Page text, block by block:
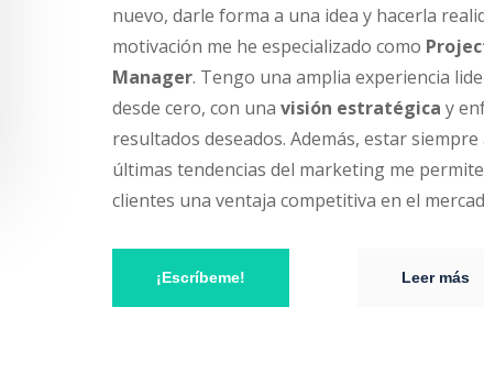
nuevo, darle forma a una idea y hacerla
motivación me he especializado como
Manager. Tengo una amplia experiencia
desde cero, con una visión estratégica y
resultados deseados. Además, estar
últimas tendencias del marketing me
clientes una ventaja competitiva en el
¡Escríbeme! Leer más